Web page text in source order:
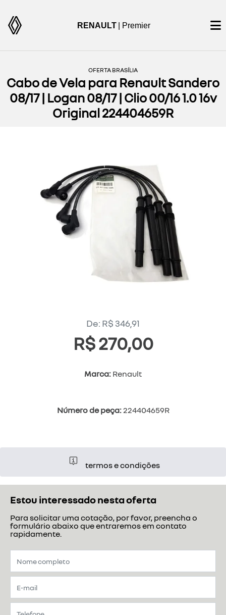
RENAULT | Premier
OFERTA BRASÍLIA
Cabo de Vela para Renault Sandero
08/17 | Logan 08/17 | Clio 00/16 1.0 16v
Original 224404659R
De: R$ 346,91
R$ 270,00
Marca: Renault
Número de peça:224404659R
termos e condições
Estou interessado nesta oferta
Para solicitar uma cotação, por favor, preencha o
formulário abaixo que entraremos em contato
rapidamente.